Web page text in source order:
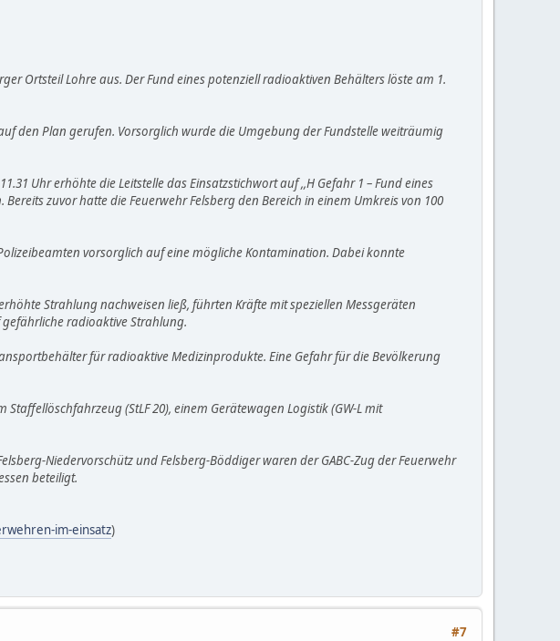
Ortsteil Lohre aus. Der Fund eines potenziell radioaktiven Behälters löste am 1.
den Plan gerufen. Vorsorglich wurde die Umgebung der Fundstelle weiträumig
Uhr erhöhte die Leitstelle das Einsatzstichwort auf ,,H Gefahr 1 – Fund eines
zuvor hatte die Feuerwehr Felsberg den Bereich in einem Umkreis von 100
vorsorglich auf eine mögliche Kontamination. Dabei konnte
Strahlung nachweisen ließ, führten Kräfte mit speziellen Messgeräten
radioaktive Strahlung.
für radioaktive Medizinprodukte. Eine Gefahr für die Bevölkerung
(StLF 20), einem Gerätewagen Logistik (GW-L mit
Niedervorschütz und Felsberg-Böddiger waren der GABC-Zug der Feuerwehr
beteiligt.
im-einsatz)
#7